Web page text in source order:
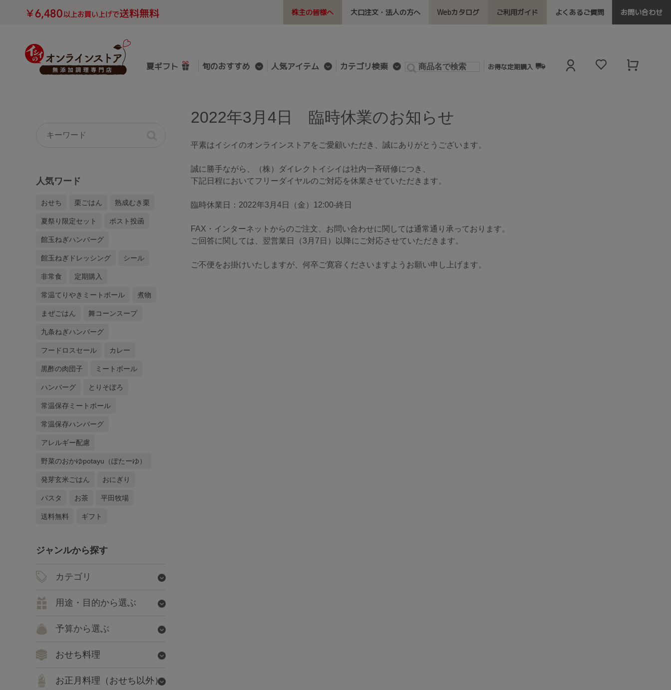
株主の皆様へ 大口注文・法人の方へ Webカタログ ご利用ガイド よくあるご質問 お問い合わせ
夏ギフト 旬のおすすめ 人気アイテム カテゴリ検索 お得な定期購入
人気ワード
おせち 栗ごはん 熟成むき栗
夏祭り限定セット ポスト投函
館玉ねぎハンバーグ
館玉ねぎドレッシング シール
非常食 定期購入
常温てりやきミートボール 煮物
まぜごはん 舞コーンスープ
九条ねぎハンバーグ
フードロスセール カレー
黒酢の肉団子 ミートボール
ハンバーグ とりそぼろ
常温保存ミートボール
常温保存ハンバーグ
アレルギー配慮
野菜のおかゆpotayu（ぽたーゆ）
発芽玄米ごはん おにぎり
パスタ お茶 平田牧場
送料無料 ギフト
ジャンルから探す
カテゴリ
用途・目的から選ぶ
予算から選ぶ
おせち料理
お正月料理（おせち以外）
平素はイシイのオンラインストアをご愛顧いただき、誠にありがとうございます。
誠に勝手ながら、（株）ダイレクトイシイは社内一斉研修につき、
下記日程においてフリーダイヤルのご対応を休業させていただきます。
臨時休業日：2022年3月4日（金）12:00-終日
FAX・インターネットからのご注文、お問い合わせに関しては通常通り承っております。
ご回答に関しては、翌営業日（3月7日）以降にご対応させていただきます。
ご不便をお掛けいたしますが、何卒ご寛容くださいますようお願い申し上げます。